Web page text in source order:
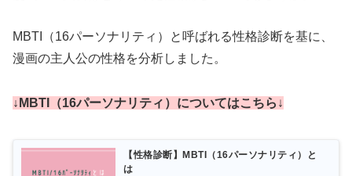
MBTI（16パーソナリティ）と呼ばれる性格診断を基に、
漫画の主人公の性格を分析しました。
↓MBTI（16パーソナリティ）についてはこちら ↓
【性格診断】MBTI（16パーソナリティ）と
は